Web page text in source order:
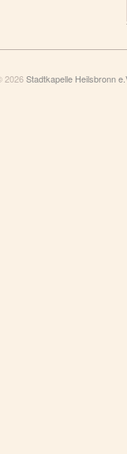
2026Stadtkapelle Heilsbronn